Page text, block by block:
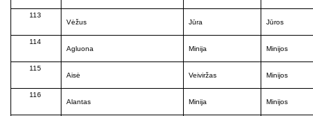
113
Vėžus
Jūra Jūros
114
Agluona
Minija Minijos
115
Aisė
Veiviržas Minijos
116
Alantas
Minija Minijos